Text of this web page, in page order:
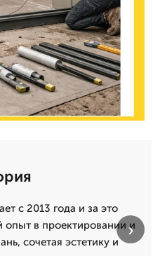
с 2013 года и за это
опыт в проектировании и
сочетая эстетику и
›